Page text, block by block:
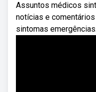
Assuntos médicos
notícias e
sintomas emergências.